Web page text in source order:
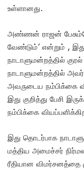
உள்ளானது.
அண்ணன் ராஜன்
வேண்டும்’ என்றும் ,
நாடாளுமன்றத்தில்
நாடாளுமன்றத்தில் அவர்
அவருடைய
இது குறித்து பேசி
நம்பிக்கை
இது தொடர்பாக
மத்திய அமைச்சர்
ரீதியான